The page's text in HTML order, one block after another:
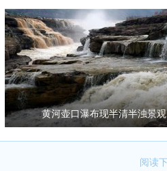
黄河壶口瀑布现半清半浊景观